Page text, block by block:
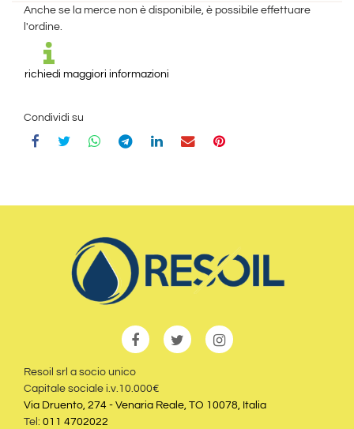
Anche se la merce non è disponibile, è possibile effettuare
l'ordine.
richiedi maggiori informazioni
Condividi su
Resoil srl a socio unico
Capitale sociale i.v.10.000€
Via Druento, 274 - Venaria Reale, TO 10078, Italia
Tel: 011 4702022